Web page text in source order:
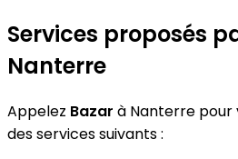
Services proposés
Nanterre
Appelez Bazar à Nanterre pour
des services suivants :